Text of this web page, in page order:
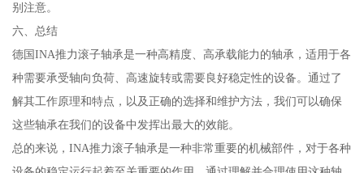
别注意。
六、总结
德国INA推力滚子轴承是一种高精度、高承载能力的轴承，适用于各
种需要承受轴向负荷、高速旋转或需要良好稳定性的设备。通过了
解其工作原理和特点，以及正确的选择和维护方法，我们可以确保
这些轴承在我们的设备中发挥出最大的效能。
总的来说，INA推力滚子轴承是一种非常重要的机械部件，对于各种